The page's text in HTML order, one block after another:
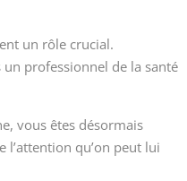
un rôle crucial.
professionnel de la santé
vous êtes désormais
qu’on peut lui